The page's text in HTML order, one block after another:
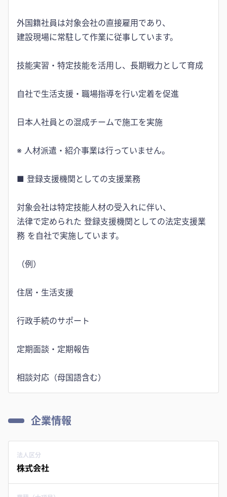
外国籍社員は対象会社の直接雇用であり、
建設現場に常駐して作業に従事しています。
技能実習・特定技能を活用し、長期戦力として育成
自社で生活支援・職場指導を行い定着を促進
日本人社員との混成チームで施工を実施
※ 人材派遣・紹介事業は行っていません。
■ 登録支援機関としての支援業務
対象会社は特定技能人材の受入れに伴い、
法律で定められた 登録支援機関としての法定支援業
務 を自社で実施しています。
（例）
住居・生活支援
行政手続のサポート
定期面談・定期報告
相談対応（母国語含む）
企業情報
法人区分
株式会社